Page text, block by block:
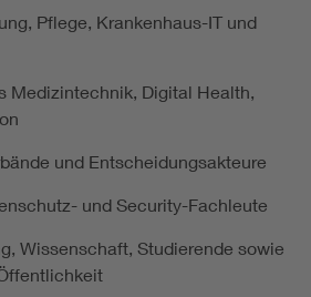
Pflege, Krankenhaus-IT und
Medizintechnik, Digital Health,
und Entscheidungsakteure
und Security-Fachleute
Wissenschaft, Studierende sowie